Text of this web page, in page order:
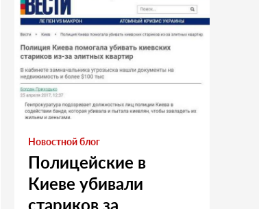
Новостной блог
Полицейские в
Киеве убивали
стариков за